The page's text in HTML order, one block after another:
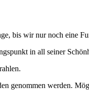
bis wir nur noch eine
in all seiner
genommen werden.